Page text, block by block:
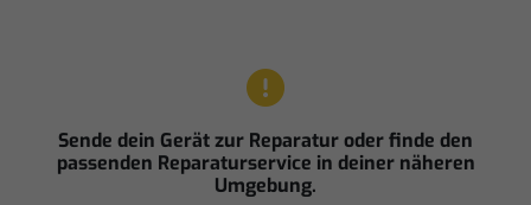
Sende dein Gerät zur Reparatur oder finde den
passenden Reparaturservice in deiner näheren
Umgebung.